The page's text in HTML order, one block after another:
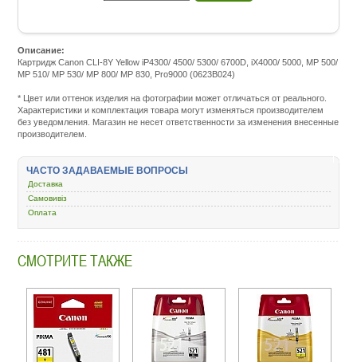
Описание:
Картридж Canon CLI-8Y Yellow iP4300/ 4500/ 5300/ 6700D, iX4000/ 5000, MP 500/
MP 510/ MP 530/ MP 800/ MP 830, Pro9000 (0623B024)
service.com.uacatalog/1119-
rashodnye-
materialy/5258-
strujnyh-
cli-
8y-
0623b024.html
* Цвет или оттенок изделия на фотографии может отличаться от реального.
Характеристики и комплектация товара могут изменяться производителем
без уведомления. Магазин не несет ответственности за изменения внесенные
производителем.
ЧАСТО ЗАДАВАЕМЫЕ ВОПРОСЫ
Доставка
Самовивіз
Оплата
СМОТРИТЕ ТАКЖЕ